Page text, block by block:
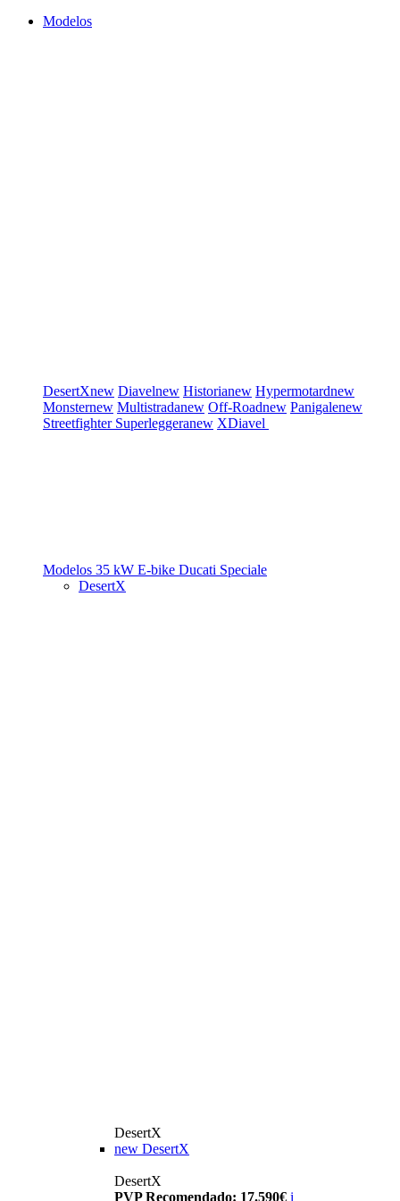
Modelos
DesertXnew Diavelnew Historianew Hypermotardnew
Monsternew Multistradanew Off-Roadnew Panigalenew
Streetfighter Superleggeranew XDiavel
Modelos 35 kW E-bike Ducati Speciale
DesertX
DesertX
new DesertX
DesertX
PVP Recomendado: 17.590€ i